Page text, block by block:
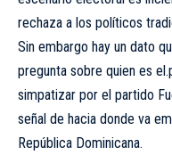
rechaza a los políticos
Sin embargo hay un dato
pregunta sobre quien es
simpatizar por el partido
señal de hacia donde va
República Dominicana.